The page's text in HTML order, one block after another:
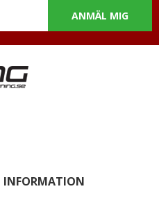
ANMÄL MIG
INFORMATION